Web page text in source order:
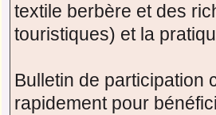
textile berbère et des
touristiques) et la
Bulletin de participation
rapidement pour